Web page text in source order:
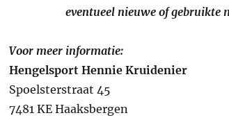
eventueel nieuwe of gebruikte
Voor meer informatie:
Hengelsport Hennie Kruidenier
Spoelsterstraat 45
7481 KE Haaksbergen